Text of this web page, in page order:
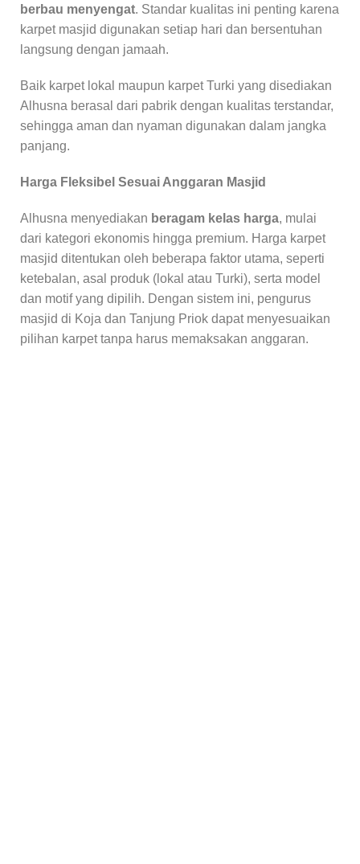
berbau menyengat. Standar kualitas ini penting karena
karpet masjid digunakan setiap hari dan bersentuhan
langsung dengan jamaah.
Baik karpet lokal maupun karpet Turki yang disediakan
Alhusna berasal dari pabrik dengan kualitas terstandar,
sehingga aman dan nyaman digunakan dalam jangka
panjang.
Harga Fleksibel Sesuai Anggaran Masjid
Alhusna menyediakan beragam kelas harga, mulai
dari kategori ekonomis hingga premium. Harga karpet
masjid ditentukan oleh beberapa faktor utama, seperti
ketebalan, asal produk (lokal atau Turki), serta model
dan motif yang dipilih. Dengan sistem ini, pengurus
masjid di Koja dan Tanjung Priok dapat menyesuaikan
pilihan karpet tanpa harus memaksakan anggaran.